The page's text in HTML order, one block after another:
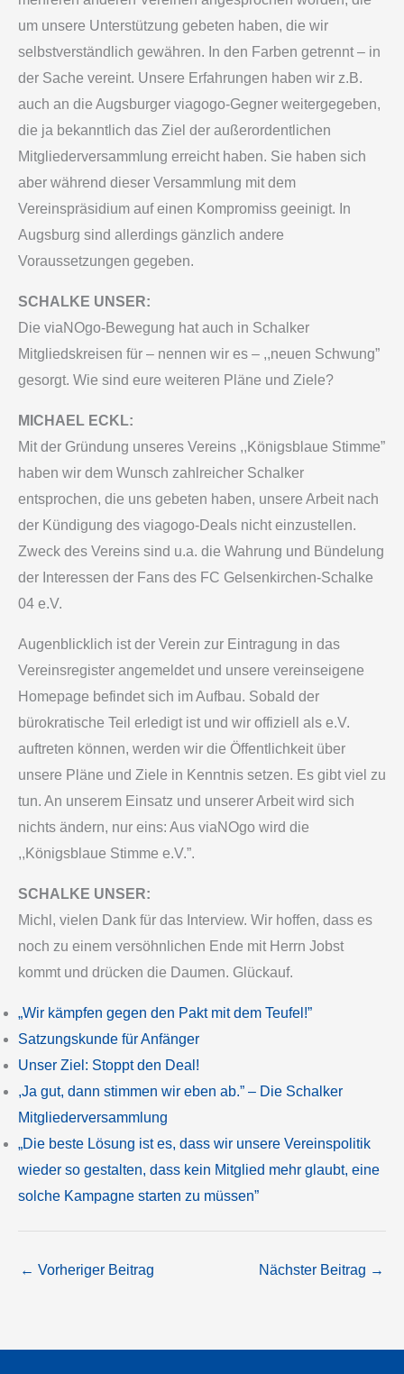
um unsere Unterstützung gebeten haben, die wir
selbstverständlich gewähren. In den Farben getrennt – in
der Sache vereint. Unsere Erfahrungen haben wir z.B.
auch an die Augsburger viagogo-Gegner weitergegeben,
die ja bekanntlich das Ziel der außerordentlichen
Mitgliederversammlung erreicht haben. Sie haben sich
aber während dieser Versammlung mit dem
Vereinspräsidium auf einen Kompromiss geeinigt. In
Augsburg sind allerdings gänzlich andere
Voraussetzungen gegeben.
SCHALKE UNSER:
Die viaNOgo-Bewegung hat auch in Schalker
Mitgliedskreisen für – nennen wir es – ,,neuen Schwung”
gesorgt. Wie sind eure weiteren Pläne und Ziele?
MICHAEL ECKL:
Mit der Gründung unseres Vereins ,,Königsblaue Stimme”
haben wir dem Wunsch zahlreicher Schalker
entsprochen, die uns gebeten haben, unsere Arbeit nach
der Kündigung des viagogo-Deals nicht einzustellen.
Zweck des Vereins sind u.a. die Wahrung und Bündelung
der Interessen der Fans des FC Gelsenkirchen-Schalke
04 e.V.
Augenblicklich ist der Verein zur Eintragung in das
Vereinsregister angemeldet und unsere vereinseigene
Homepage befindet sich im Aufbau. Sobald der
bürokratische Teil erledigt ist und wir offiziell als e.V.
auftreten können, werden wir die Öffentlichkeit über
unsere Pläne und Ziele in Kenntnis setzen. Es gibt viel zu
tun. An unserem Einsatz und unserer Arbeit wird sich
nichts ändern, nur eins: Aus viaNOgo wird die
,,Königsblaue Stimme e.V.”.
SCHALKE UNSER:
Michl, vielen Dank für das Interview. Wir hoffen, dass es
noch zu einem versöhnlichen Ende mit Herrn Jobst
kommt und drücken die Daumen. Glückauf.
„Wir kämpfen gegen den Pakt mit dem Teufel!”
Satzungskunde für Anfänger
Unser Ziel: Stoppt den Deal!
,Ja gut, dann stimmen wir eben ab.” – Die Schalker
Mitgliederversammlung
„Die beste Lösung ist es, dass wir unsere Vereinspolitik
wieder so gestalten, dass kein Mitglied mehr glaubt, eine
solche Kampagne starten zu müssen”
← Vorheriger Beitrag Nächster Beitrag →